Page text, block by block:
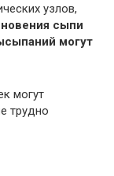
узлов,
сыпи
могут
могут
трудно